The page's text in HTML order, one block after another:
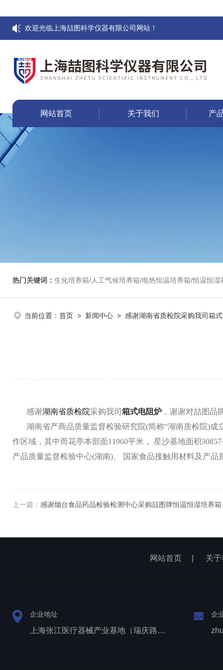
欢迎光临上海喆图科学仪器有限公司网站！
网站首页 关于我们 产
热门关键词： 生化培养箱/人工气候培养箱/电热恒温培养箱/恒温恒湿箱/光照培养箱/二氧化碳培养箱
当前位置： 首页 > 新闻中心 > 感谢湖南省质检院采购我司箱
感谢湖南省质检院采购我司 箱式电阻炉 ，谢谢对喆图品
湖南省产商品质量监督检验研究院(简称“湖南质检院)成
作区域，其中而花亭本部面11960平米， 星沙基地面积
产品质量监督检验中心(湖南)、 国家食品接触用材料及产
上一篇： 感谢烟台食品药品检验检测中心采购喆图牌恒温恒湿培养箱
网站首页 关
企业地址
上海张江医疗器械产业基地（瑞庆路528号）
企